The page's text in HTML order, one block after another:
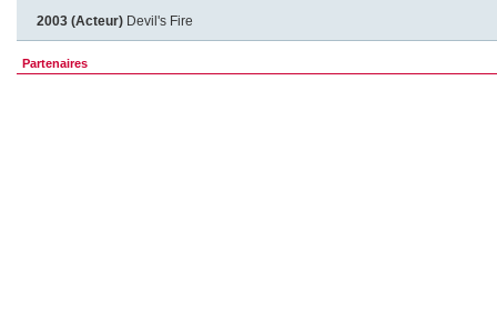
2003 (Acteur) Devil's Fire
Partenaires